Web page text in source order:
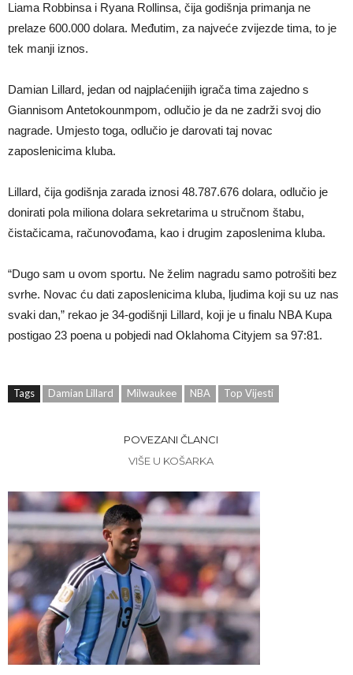
Liama Robbinsa i Ryana Rollinsa, čija godišnja primanja ne
prelaze 600.000 dolara. Međutim, za najveće zvijezde tima, to je
tek manji iznos.
Damian Lillard, jedan od najplaćenijih igrača tima zajedno s
Giannisom Antetokounmpom, odlučio je da ne zadrži svoj dio
nagrade. Umjesto toga, odlučio je darovati taj novac
zaposlenicima kluba.
Lillard, čija godišnja zarada iznosi 48.787.676 dolara, odlučio je
donirati pola miliona dolara sekretarima u stručnom štabu,
čistačicama, računovođama, kao i drugim zaposlenima kluba.
“Dugo sam u ovom sportu. Ne želim nagradu samo potrošiti bez
svrhe. Novac ću dati zaposlenicima kluba, ljudima koji su uz nas
svaki dan,” rekao je 34-godišnji Lillard, koji je u finalu NBA Kupa
postigao 23 poena u pobjedi nad Oklahoma Cityjem sa 97:81.
Tags Damian Lillard Milwaukee NBA Top Vijesti
POVEZANI ČLANCI
VIŠE U KOŠARKA